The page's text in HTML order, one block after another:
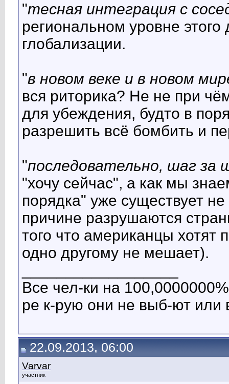
"тесная интеграция с
региональном уровне
глобализации.
"в новом веке и в новом
вся риторика? Не не при
для убеждения, будто в
разрешить всё бомбить и
"последовательно, шаг за
"хочу сейчас", а как мы
порядка" уже существует
причине разрушаются
того что американцы хотят
одно другому не мешает).
Все чел-ки на
ре к-рую они не выб-ют или
22.09.2013, 06:00
Varvar
участник